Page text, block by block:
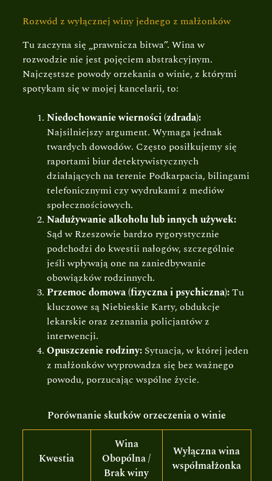
Rozwód z wyłącznej winy jednego z małżonków
Tu zaczyna się „prawnicza bitwa”. Wina w
rozwodzie nie jest pojęciem abstrakcyjnym.
Najczęstsze powody orzekania o winie, z którymi
spotykam się w mojej kancelarii, to:
Niedochowanie wierności (zdrada):
Najsilniejszy argument. Wymaga jednak
twardych dowodów. Często posiłkujemy się
raportami biur detektywistycznych
działających na terenie Podkarpacia, bilingami
telefonicznymi czy wydrukami z mediów
społecznościowych.
Nadużywanie alkoholu lub innych używek:
Sąd w Rzeszowie bardzo rygorystycznie
podchodzi do kwestii nałogów, szczególnie
jeśli wpływają one na zaniedbywanie
obowiązków rodzinnych.
Przemoc domowa (fizyczna i psychiczna):Tu
kluczowe są Niebieskie Karty, obdukcje
lekarskie oraz zeznania policjantów z
interwencji.
Opuszczenie rodziny:Sytuacja, w której jeden
z małżonków wyprowadza się bez ważnego
powodu, porzucając wspólne życie.
Porównanie skutków orzeczenia o winie
Kwestia
Wina
Obopólna /
Brak winy
Wyłączna wina
współmałżonka